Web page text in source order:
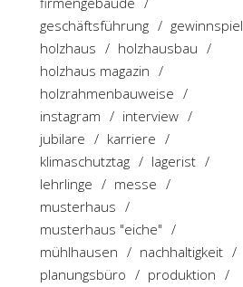
geschäftsführung
gewinnspiel
holzhaus
holzhausbau
holzhaus magazin
holzrahmenbauweise
instagram
interview
jubilare
karriere
klimaschutztag
lagerist
lehrlinge
messe
musterhaus
musterhaus "eiche"
mühlhausen
nachhaltigkeit
planungsbüro
produktion